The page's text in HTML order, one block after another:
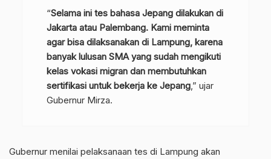
“Selama ini tes bahasa Jepang dilakukan di
Jakarta atau Palembang. Kami meminta
agar bisa dilaksanakan di Lampung, karena
banyak lulusan SMA yang sudah mengikuti
kelas vokasi migran dan membutuhkan
sertifikasi untuk bekerja ke Jepang,” ujar
Gubernur Mirza.
Gubernur menilai pelaksanaan tes di Lampung akan